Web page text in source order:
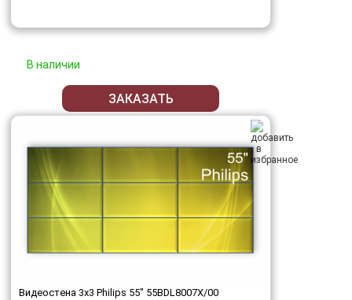
В наличии
ЗАКАЗАТЬ
Видеостена 3x3 Philips 55" 55BDL8007X/00